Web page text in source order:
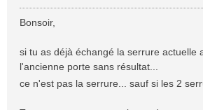
e
g
e
Bonsoir,
si tu as déjà échangé la serrure actuelle
l'ancienne porte sans résultat...
ce n'est pas la serrure... sauf si les 2